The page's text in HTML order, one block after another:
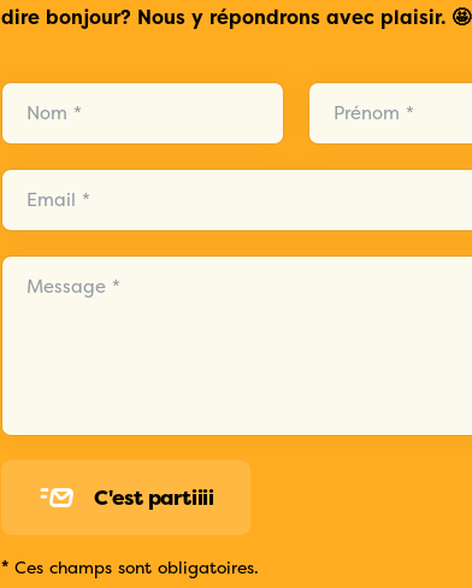
dire bonjour? Nous y répondrons avec plaisir. 🤩
Nom * Prénom *
Email *
Message *
C'est partiiii
* Ces champs sont obligatoires.